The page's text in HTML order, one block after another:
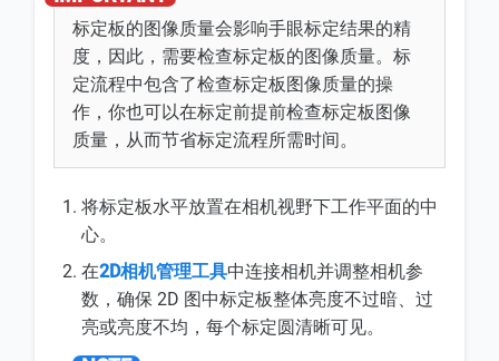
标定板的图像质量会影响手眼标定结果的精
度，因此，需要检查标定板的图像质量。标
定流程中包含了检查标定板图像质量的操
作，你也可以在标定前提前检查标定板图像
质量，从而节省标定流程所需时间。
将标定板水平放置在相机视野下工作平面的中
心。
在2D相机管理工具中连接相机并调整相机参
数，确保 2D 图中标定板整体亮度不过暗、过
亮或亮度不均，每个标定圆清晰可见。